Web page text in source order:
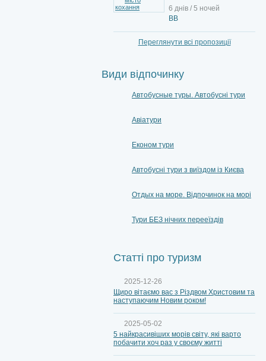
6 днів / 5 ночей
ВВ
Переглянути всі пропозиції
Види відпочинку
Автобусные туры. Автобусні тури
Авіатури
Економ тури
Автобусні тури з виїздом із Києва
Отдых на море. Відпочинок на морі
Тури БЕЗ нічних перееїздів
Статті про туризм
2025-12-26
Щиро вітаємо вас з Різдвом Христовим та
наступаючим Новим роком!
2025-05-02
5 найкрасивіших морів світу, які варто
побачити хоч раз у своєму житті